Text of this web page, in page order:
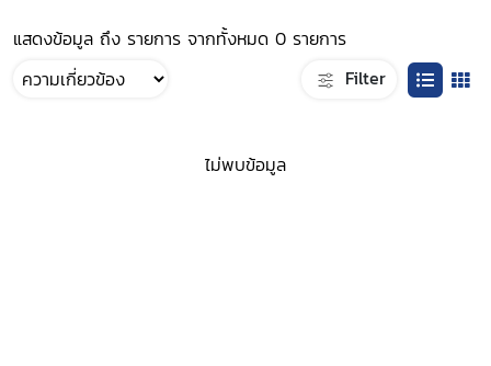
แสดงข้อมูล ถึง รายการ จากทั้งหมด 0 รายการ
Filter
ไม่พบข้อมูล